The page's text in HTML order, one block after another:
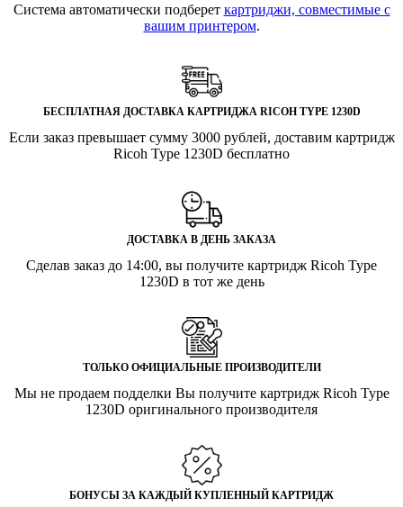
Система автоматически подберет картриджи, совместимые с
вашим принтером.
БЕСПЛАТНАЯ ДОСТАВКА КАРТРИДЖА RICOH TYPE 1230D
Если заказ превышает сумму 3000 рублей, доставим картридж
Ricoh Type 1230D бесплатно
ДОСТАВКА В ДЕНЬ ЗАКАЗА
Сделав заказ до 14:00, вы получите картридж Ricoh Type
1230D в тот же день
ТОЛЬКО ОФИЦИАЛЬНЫЕ ПРОИЗВОДИТЕЛИ
Мы не продаем подделки Вы получите картридж Ricoh Type
1230D оригинального производителя
БОНУСЫ ЗА КАЖДЫЙ КУПЛЕННЫЙ КАРТРИДЖ